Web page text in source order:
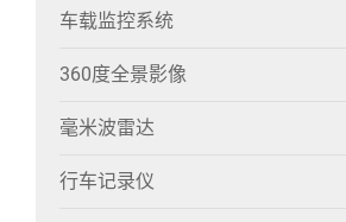
车载监控系统
360度全景影像
毫米波雷达
行车记录仪